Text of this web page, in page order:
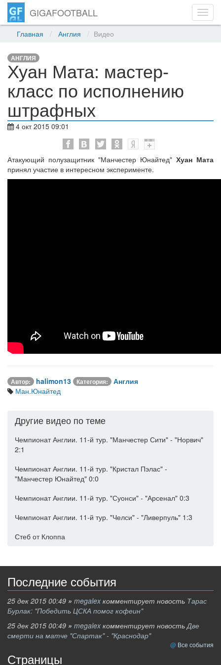
GIGAFOOTBALL
Главная Англия Видео
АНГЛИЯ
Хуан Мата: мастер-
класс по исполнению
штрафных
4 окт 2015 09:01
Атакующий полузащитник "Манчестер Юнайтед" Хуан Мата
принял участие в интересном эксперименте.
Автор: halimon13 Категория:
Англия
Ман.Юнайтед
Другие видео по теме
Чемпионат Англии. 11-й тур. "Манчестер Сити" - "Норвич"
2:1
Чемпионат Англии. 11-й тур. "Кристал Пэлас" -
"Манчестер Юнайтед" 0:0
Чемпионат Англии. 11-й тур. "Суонси" - "Арсенал" 0:3
Чемпионат Англии. 11-й тур. "Челси" - "Ливерпуль" 1:3
Стеб от Клоппа
Последние события
25 дек 2015 00:49 » megalex комментирует новость Тарас
Бурлак: "Победить ЦСКА помог кофеин"
25 дек 2015 00:49 » megalex комментирует новостьДве
смерти на матче "Спартак" - "Краснодар"
Все события
Страницы